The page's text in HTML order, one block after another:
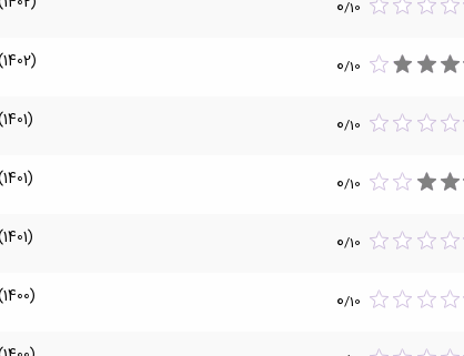
0/10
0/10
(1402)
0/10
(1401)
0/10
(1401)
0/10
(1401)
0/10
(1400)